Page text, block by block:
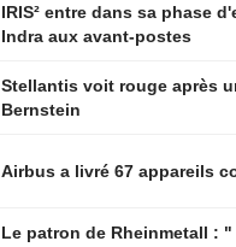
IRIS² entre dans sa phase
Indra aux avant-postes
Stellantis voit rouge après
Bernstein
Airbus a livré 67 appareils
Le patron de Rheinmetall :